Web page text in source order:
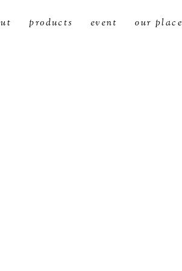
products event our place